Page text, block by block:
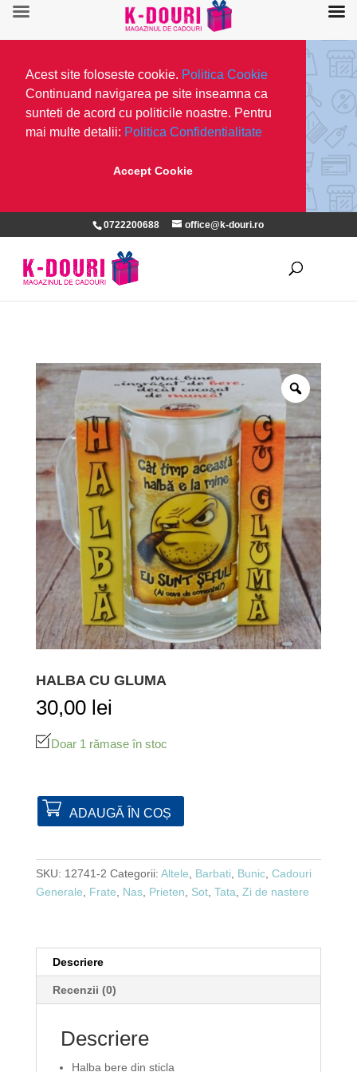
Acest site foloseste cookie. Politica Cookie
Continuand navigarea pe site inseamna ca
sunteti de acord cu politicile noastre. Pentru
mai multe detalii: Politica Confidentialitate
Accept Cookie
0722200688 office@k-douri.ro
HALBA CU GLUMA
30,00 lei
Doar 1 rămase în stoc
ADAUGĂ ÎN COȘ
SKU: 12741-2 Categorii: Altele Barbati Bunic, Cadouri
Generale
Frate Nas, Prieten Sot, Tata Zi de nastere
Descriere
Recenzii (0)
Descriere
Halba bere din sticla